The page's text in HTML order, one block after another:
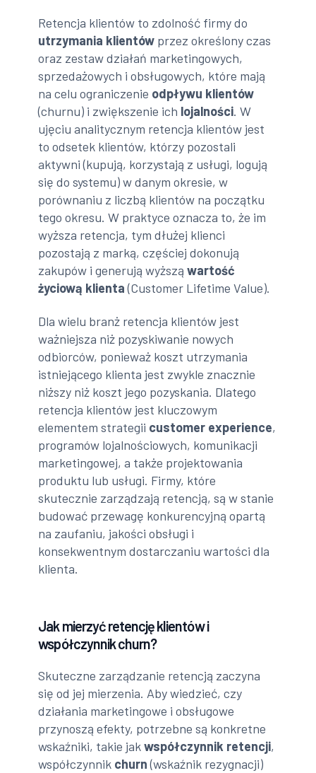
Retencja klientów to zdolność firmy do
utrzymania klientów przez określony czas
oraz zestaw działań marketingowych,
sprzedażowych i obsługowych, które mają
na celu ograniczenie odpływu klientów
(churnu) i zwiększenie ich lojalności. W
ujęciu analitycznym retencja klientów jest
to odsetek klientów, którzy pozostali
aktywni (kupują, korzystają z usługi, logują
się do systemu) w danym okresie, w
porównaniu z liczbą klientów na początku
tego okresu. W praktyce oznacza to, że im
wyższa retencja, tym dłużej klienci
pozostają z marką, częściej dokonują
zakupów i generują wyższąwartość
życiową klienta(Customer Lifetime Value).
Dla wielu branż retencja klientów jest
ważniejsza niż pozyskiwanie nowych
odbiorców, ponieważ koszt utrzymania
istniejącego klienta jest zwykle znacznie
niższy niż koszt jego pozyskania. Dlatego
retencja klientów jest kluczowym
elementem strategii customer experience,
programów lojalnościowych, komunikacji
marketingowej, a także projektowania
produktu lub usługi. Firmy, które
skutecznie zarządzają retencją, są w stanie
budować przewagę konkurencyjną opartą
na zaufaniu, jakości obsługi i
konsekwentnym dostarczaniu wartości dla
klienta.
Jak mierzyć retencję klientów i
współczynnik churn?
Skuteczne zarządzanie retencją zaczyna
się od jej mierzenia. Aby wiedzieć, czy
działania marketingowe i obsługowe
przynoszą efekty, potrzebne są konkretne
wskaźniki, takie jakwspółczynnik retencji,
współczynnik churn(wskaźnik rezygnacji)